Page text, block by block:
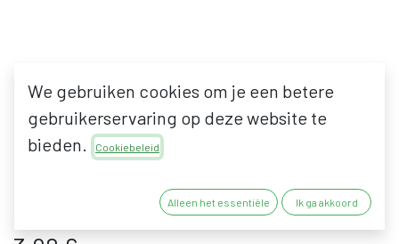
BESA ⧄ 8 KRUKSTIFT
DUBBEL GESPLETEN
We gebruiken cookies om je een betere
gebruikerservaring op deze website te
bieden.
Cookiebeleid
Alleen het essentiële Ik ga akkoord